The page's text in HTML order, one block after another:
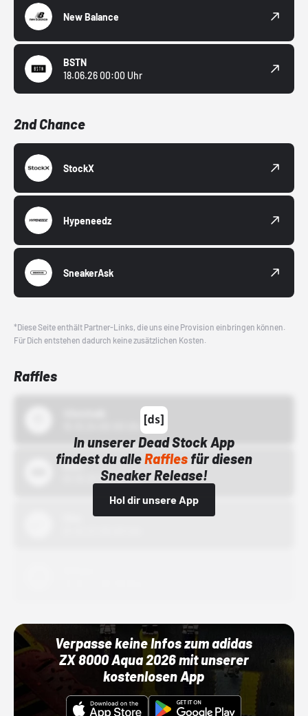
New Balance
BSTN
18.06.26 00:00 Uhr
2nd Chance
StockX
Hypeneedz
SneakerAsk
*Diese Seite enthält Partner-Links, die uns eine Provision einbringen können.
Für Dich entstehen dadurch keine zusätzlichen Kosten.
Raffles
In unserer Dead Stock App
findest du alleRafflesfür diesen
Sneaker Release!
Hol dir unsere App
Bstn
01.10.22 00:00 Uhr
Verpasse keine Infos zum adidas
ZX 8000 Aqua 2026 mit unserer
kostenlosen App